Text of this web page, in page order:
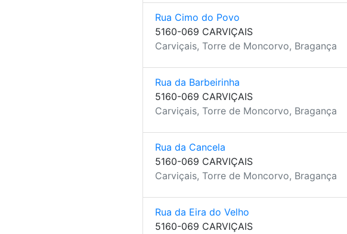
Rua Cimo do Povo
5160-069 CARVIÇAIS
Carviçais, Torre de Moncorvo, Bragança
Rua da Barbeirinha
5160-069 CARVIÇAIS
Carviçais, Torre de Moncorvo, Bragança
Rua da Cancela
5160-069 CARVIÇAIS
Carviçais, Torre de Moncorvo, Bragança
Rua da Eira do Velho
5160-069 CARVIÇAIS